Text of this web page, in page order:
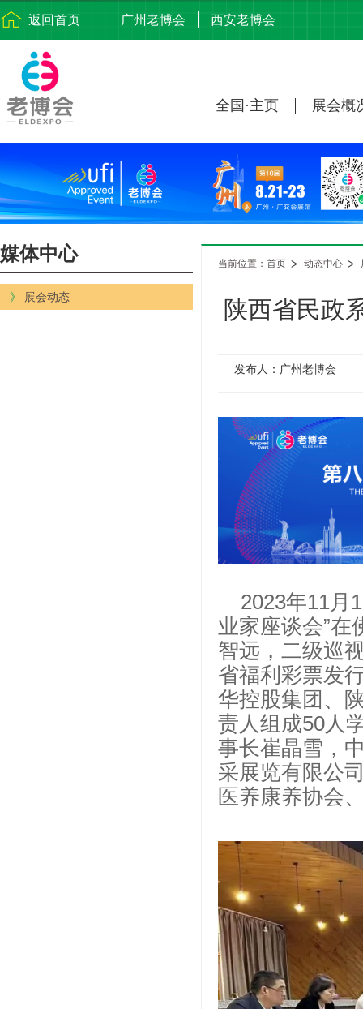
返回首页 广州老博会 西安老博会
全国·主页 展会概
媒体中心
》 展会动态
当前位置：首页 动态中心
陕西省民政
发布人：广州老博会
2023年11月
业家座谈会”在
智远，二级巡
省福利彩票发
华控股集团、
责人组成50人
事长崔晶雪，
采展览有限公
医养康养协会